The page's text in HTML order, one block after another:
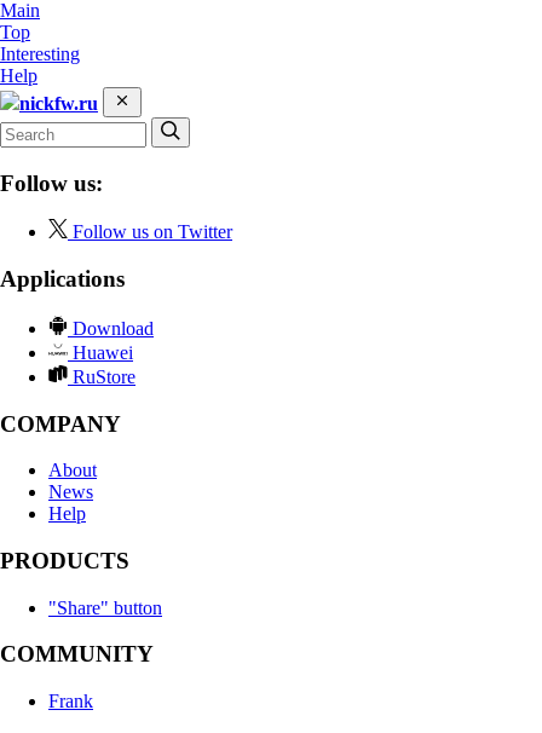
Main
Top
Interesting
Help
nickfw.ru
Follow us:
Follow us on Twitter
Applications
Download
Huawei
RuStore
COMPANY
About
News
Help
PRODUCTS
"Share" button
COMMUNITY
Frank